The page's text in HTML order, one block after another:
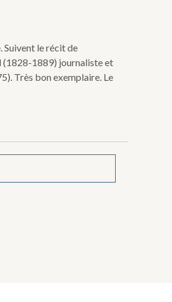
Suivent le récit de
(1828-1889) journaliste et
Très bon exemplaire. Le